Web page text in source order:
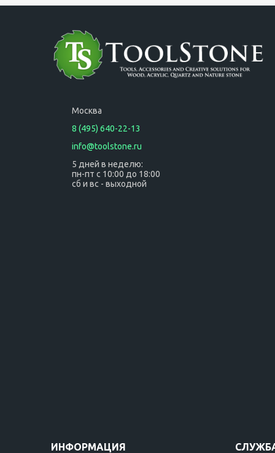
в чемодане
Москва
8 (495) 640-22-13
info@toolstone.ru
5 дней в неделю:
пн-пт с 10:00 до 18:00
сб и вс - выходной
ИНФОРМАЦИЯ